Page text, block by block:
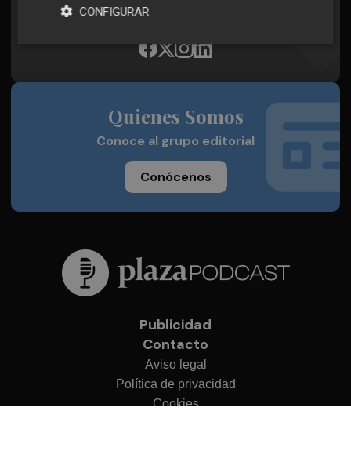
Plaza Podcast, desde cualquier medio
Quienes Somos
Conoce al grupo editorial
Conócenos
Publicidad
Contacto
Aviso legal
Política de privacidad
Cookies
CONFIGURAR